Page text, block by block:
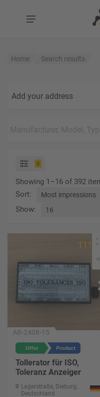
Home Search results
Add your address
0
Showing 1–16 of 392
Sort:
Show:
AB-2408-15
Tollerator für ISO,
Toleranz Anzeiger
Lagerstraße, Dieburg,
Deutschland